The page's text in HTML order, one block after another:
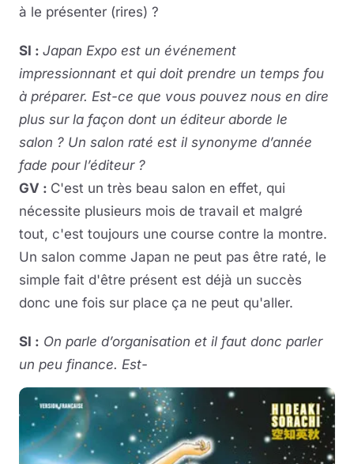
à le présenter (rires) ?
SI : Japan Expo est un événement
impressionnant et qui doit prendre un temps fou
à préparer. Est-ce que vous pouvez nous en dire
plus sur la façon dont un éditeur aborde le
salon ? Un salon raté est il synonyme d’année
fade pour l’éditeur ?
GV : C'est un très beau salon en effet, qui
nécessite plusieurs mois de travail et malgré
tout, c'est toujours une course contre la montre.
Un salon comme Japan ne peut pas être raté, le
simple fait d'être présent est déjà un succès
donc une fois sur place ça ne peut qu'aller.
SI : On parle d’organisation et il faut donc parler
un peu finance. Est-